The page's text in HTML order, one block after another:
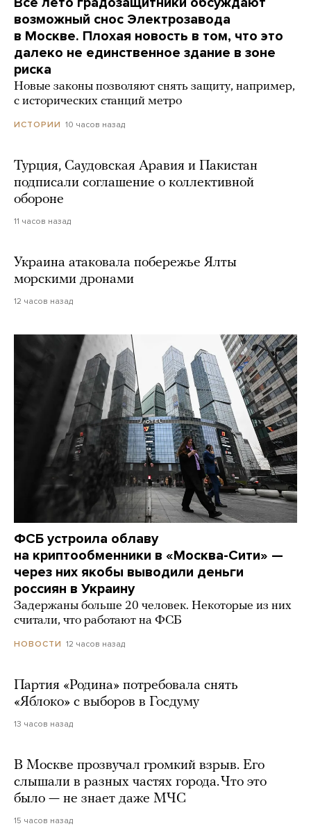
возможный снос Электрозавода
в Москве. Плохая новость в том, что это
далеко не единственное здание в зоне
риска
Новые законы позволяют снять защиту, например,
с исторических станций метро
ИСТОРИИ 10 часов назад
Турция, Саудовская Аравия и Пакистан
подписали соглашение о коллективной
обороне
11 часов назад
Украина атаковала побережье Ялты
морскими дронами
12 часов назад
ФСБ устроила облаву
на криптообменники в «Москва-Сити» —
через них якобы выводили деньги
россиян в Украину
Задержаны больше 20 человек. Некоторые из них
считали, что работают на ФСБ
НОВОСТИ 12 часов назад
Партия «Родина» потребовала снять
«Яблоко» с выборов в Госдуму
13 часов назад
В Москве прозвучал громкий взрыв. Его
слышали в разных частях города. Что это
было — не знает даже МЧС
15 часов назад